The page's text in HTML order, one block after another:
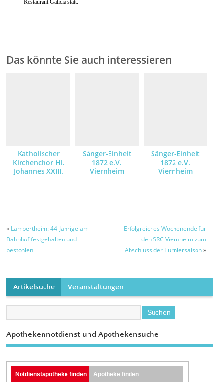
Restaurant Galicia statt.
Das könnte Sie auch interessieren
Katholischer
Kirchenchor Hl.
Johannes XXIII.
Sänger-Einheit
1872 e.V.
Viernheim
Sänger-Einheit
1872 e.V.
Viernheim
« Lampertheim: 44-Jährige am
Bahnhof festgehalten und
bestohlen
Erfolgreiches Wochenende für
den SRC Viernheim zum
Abschluss der Turniersaison»
Artikelsuche Veranstaltungen
Apothekennotdienst und Apothekensuche
Notdienstapotheke finden Apotheke finden